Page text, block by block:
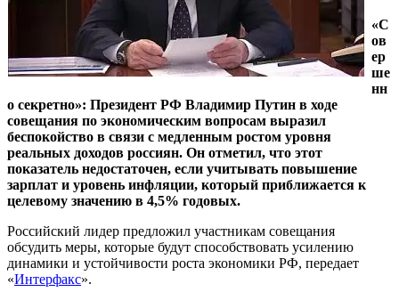
«С
ов
ер
ше
нн
о секретно»: Президент РФ Владимир Путин в ходе
совещания по экономическим вопросам выразил
беспокойство в связи с медленным ростом уровня
реальных доходов россиян. Он отметил, что этот
показатель недостаточен, если учитывать повышение
зарплат и уровень инфляции, который приближается к
целевому значению в 4,5% годовых.
Российский лидер предложил участникам совещания
обсудить меры, которые будут способствовать усилению
динамики и устойчивости роста экономики РФ, передает
«Интерфакс».